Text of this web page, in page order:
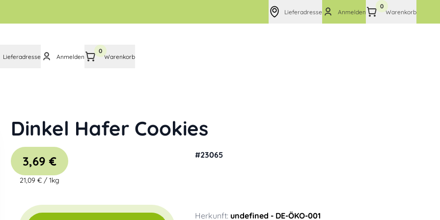
Lieferadresse Anmelden
0
Warenkorb
Lieferadresse Anmelden
0
Warenkorb
Dinkel Hafer Cookies
#23065
Herkunft: undefined - DE-ÖKO-001
3,69 €
21,09 € /1kg